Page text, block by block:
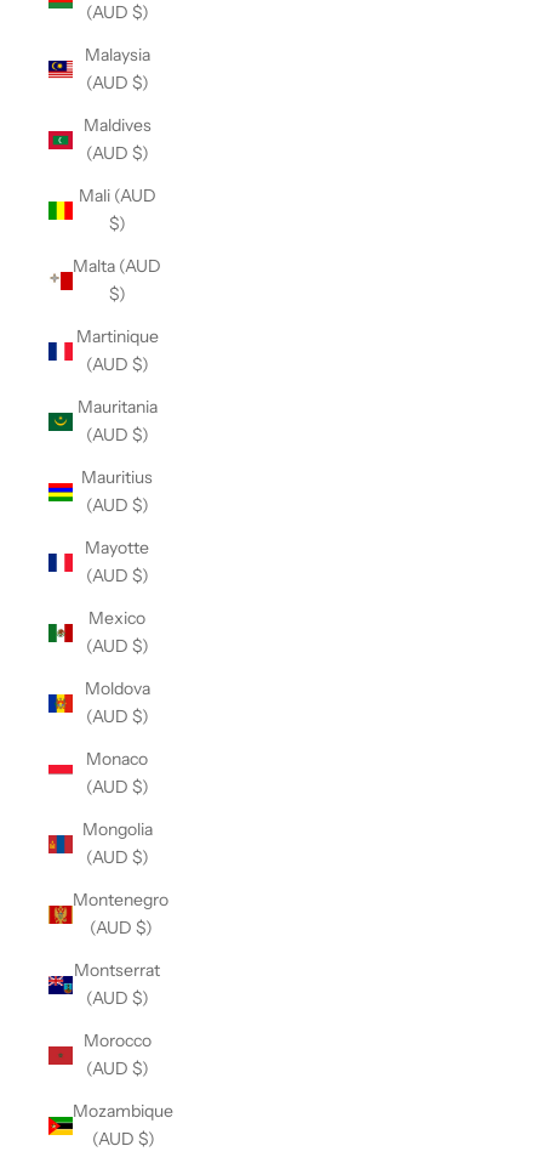
(AUD $)
Malaysia
(AUD $)
Maldives
(AUD $)
Mali (AUD
$)
Malta (AUD
$)
Martinique
(AUD $)
Mauritania
(AUD $)
Mauritius
(AUD $)
Mayotte
(AUD $)
Mexico
(AUD $)
Moldova
(AUD $)
Monaco
(AUD $)
Mongolia
(AUD $)
Montenegro
(AUD $)
Montserrat
(AUD $)
Morocco
(AUD $)
Mozambique
(AUD $)